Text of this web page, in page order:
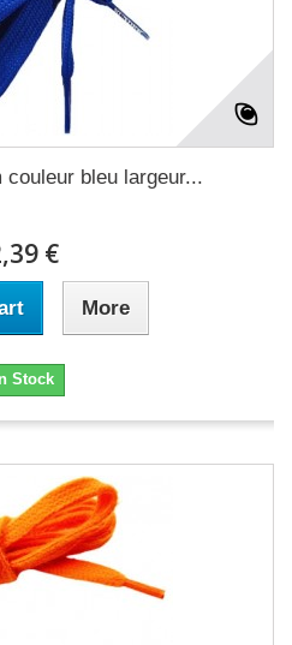
couleur bleu largeur...
€
More
In Stock